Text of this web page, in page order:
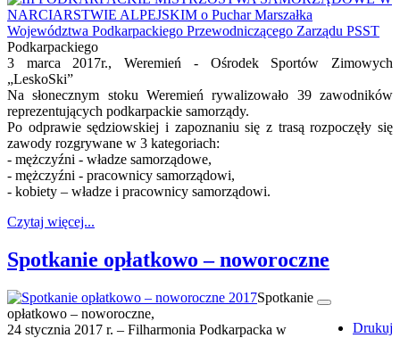
Podkarpackiego
3 marca 2017r., Weremień - Ośrodek Sportów Zimowych
„LeskoSki”
Na słonecznym stoku Weremień rywalizowało 39 zawodników
reprezentujących podkarpackie samorządy.
Po odprawie sędziowskiej i zapoznaniu się z trasą rozpoczęły się
zawody rozgrywane w 3 kategoriach:
- mężczyźni - władze samorządowe,
- mężczyźni - pracownicy samorządowi,
- kobiety – władze i pracownicy samorządowi.
Czytaj więcej...
Spotkanie opłatkowo – noworoczne
Drukuj
Spotkanie
opłatkowo – noworoczne,
24 stycznia 2017 r. – Filharmonia Podkarpacka w